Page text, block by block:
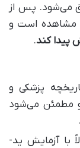
می‌شود. پس از
مشاهده است و
.
پزشکی و
مطمئن می‌شود
با آزمایش ید-